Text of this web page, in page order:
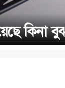
কিনা